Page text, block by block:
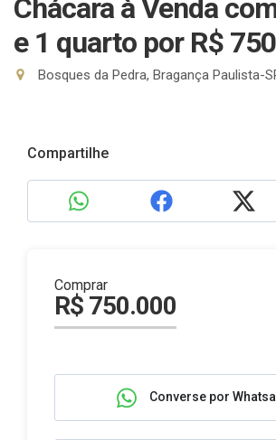
Chácara à Venda
e 1 quarto por R$
Bosques da Pedra, Bragança Paulista-
Compartilhe
Comprar
R$ 750.000
Converse por